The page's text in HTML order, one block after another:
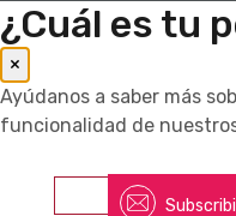
¿Cuál es tu
×
Ayúdanos a saber más
funcionalidad de